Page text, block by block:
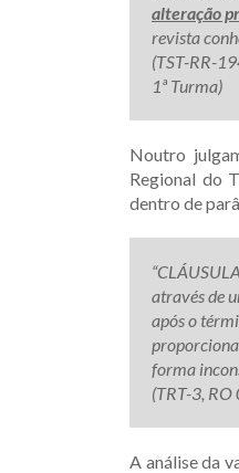
alteração
revista
(TST-RR-
1ª Turma)
Noutro
Regional do
dentro de
através de
após o
forma
(TRT-3,
A análise da